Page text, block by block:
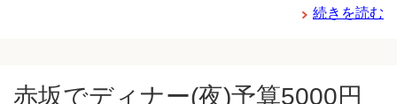
続きを読む
赤坂でディナー(夜)予算5000円